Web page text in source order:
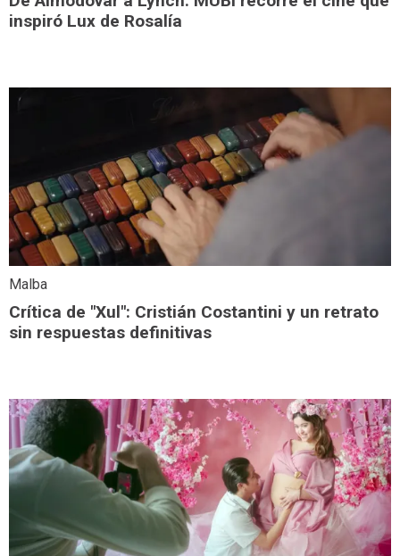
inspiró Lux de Rosalía
Malba
Crítica de "Xul": Cristián Costantini y un retrato
sin respuestas definitivas